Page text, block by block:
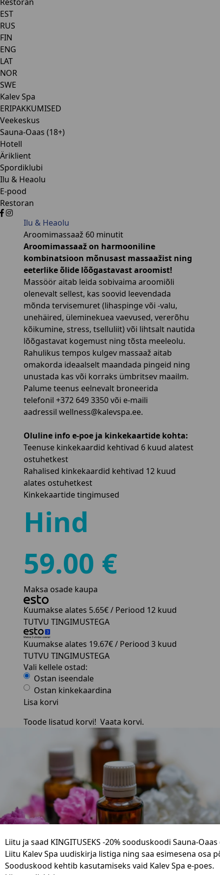
EST
RUS
FIN
ENG
LAT
NOR
SWE
Kalev Spa
ERIPAKKUMISED
Veekeskus
Sauna-Oaas (18+)
Hotell
Äriklient
Spordiklubi
Ilu & Heaolu
E-pood
Restoran
Ilu & Heaolu
Aroomimassaaž 60 minutit
Aroomimassaaž on harmooniline
kombinatsioon mõnusast massaažist ning
eeterlike õlide lõõgastavast aroomist!
Massöör aitab leida sobivaima aroomiõli
olenevalt sellest, kas soovid leevendada
mõnda tervisemuret (lihaspinge või -valu,
unehäired, üleminekuea vaevused, vererõhu
kõikumine, stress, tselluliit) või lihtsalt nautida
lõõgastavat kogemust ning tõsta meeleolu.
Rahulikus tempos kulgev massaaž aitab
omakorda ideaalselt maandada pingeid ning
unustada kas või korraks ümbritsev maailm.
Palume teenus eelnevalt broneerida
telefonil +372 649 3350 või e-maili
aadressil wellness@kalevspa.ee.
Oluline info e-poe ja kinkekaartide kohta:
Teenuse kinkekaardid kehtivad 6 kuud alatest
ostuhetkest
Rahalised kinkekaardid kehtivad 12 kuud
alates ostuhetkest
Kinkekaartide tingimused
Hind
59.00 €
Maksa osade kaupa
Kuumakse alates 5.65€/ Periood 12 kuud
TUTVU TINGIMUSTEGA
Kuumakse alates 19.67€/ Periood 3 kuud
TUTVU TINGIMUSTEGA
Vali kellele ostad:
Ostan iseendale
Ostan kinkekaardina
Lisa korvi
Toode lisatud korvi! Vaata korvi.
Liitu ja saad KINGITUSEKS -20% sooduskoodi Sauna-
Liitu Kalev Spa uudiskirja listiga ning saa esimesena
Sooduskood kehtib kasutamiseks vaid Kalev Spa e-poes.